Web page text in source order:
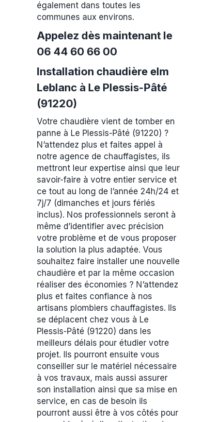
également dans toutes les
communes aux environs.
Appelez dès maintenant le
06 44 60 66 00
Installation chaudière elm
Leblanc à Le Plessis-Pâté
(91220)
Votre chaudière vient de tomber en
panne à Le Plessis-Pâté (91220) ?
N’attendez plus et faites appel à
notre agence de chauffagistes, ils
mettront leur expertise ainsi que leur
savoir-faire à votre entier service et
ce tout au long de l’année 24h/24 et
7j/7 (dimanches et jours fériés
inclus). Nos professionnels seront à
même d’identifier avec précision
votre problème et de vous proposer
la solution la plus adaptée. Vous
souhaitez faire installer une nouvelle
chaudière et par la même occasion
réaliser des économies ? N’attendez
plus et faites confiance à nos
artisans plombiers chauffagistes. Ils
se déplacent chez vous à Le
Plessis-Pâté (91220) dans les
meilleurs délais pour étudier votre
projet. Ils pourront ensuite vous
conseiller sur le matériel nécessaire
à vos travaux, mais aussi assurer
son installation ainsi que sa mise en
service, en cas de besoin ils
pourront aussi être à vos côtés pour